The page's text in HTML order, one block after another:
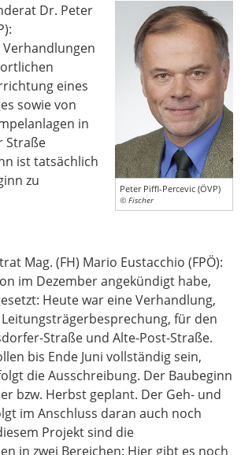
Peter Piffl-Percevic (ÖVP)
© Fischer
Dr. Peter
eines
sowie von
in
Straße
ist tatsächlich
zu
Mag. (FH) Mario Eustacchio (FPÖ):
im Dezember angekündigt habe,
Heute war eine Verhandlung,
für den
Straße und Alte-Post-Straße.
bis Ende Juni vollständig sein,
die Ausschreibung. Der Baubeginn
bzw. Herbst geplant. Der Geh- und
im Anschluss daran auch noch
Projekt sind die
in zwei Bereichen: Hier gibt es noch